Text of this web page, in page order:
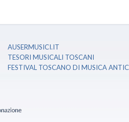
AUSERMUSICI.IT
TESORI MUSICALI TOSCANI
FESTIVAL TOSCANO DI MUSICA